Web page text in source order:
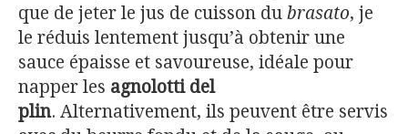
que de jeter le jus de cuisson du brasato, je
le réduis lentement jusqu’à obtenir une
sauce épaisse et savoureuse, idéale pour
napper les agnolotti del
plin. Alternativement, ils peuvent être servis